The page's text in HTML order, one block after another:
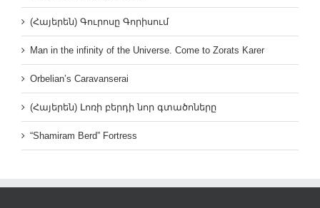
(Հայերեն) Գուրոսը Գորիսում
Man in the infinity of the Universe. Come to Zorats Karer
Orbelian’s Caravanserai
(Հայերեն) Լոռի բերդի նոր գտածոները
“Shamiram Berd” Fortress